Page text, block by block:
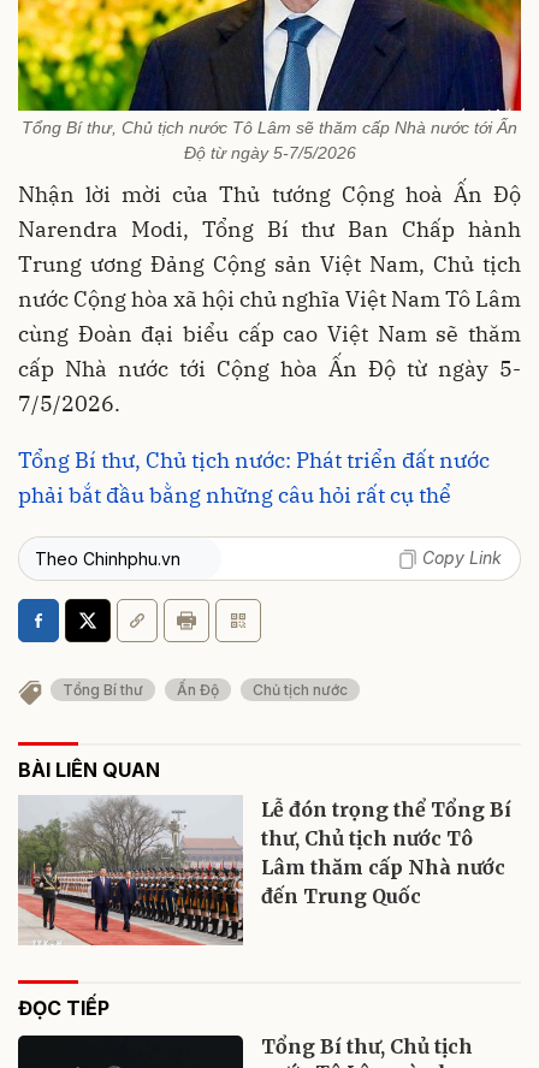
Tổng Bí thư, Chủ tịch nước Tô Lâm sẽ thăm cấp Nhà nước tới Ấn
Độ từ ngày 5-7/5/2026
Nhận lời mời của Thủ tướng Cộng hoà Ấn Độ
Narendra Modi, Tổng Bí thư Ban Chấp hành
Trung ương Đảng Cộng sản Việt Nam, Chủ tịch
nước Cộng hòa xã hội chủ nghĩa Việt Nam Tô Lâm
cùng Đoàn đại biểu cấp cao Việt Nam sẽ thăm
cấp Nhà nước tới Cộng hòa Ấn Độ từ ngày 5-
7/5/2026.
Tổng Bí thư, Chủ tịch nước: Phát triển đất nước
phải bắt đầu bằng những câu hỏi rất cụ thể
Theo Chinhphu.vn Copy Link
Tổng Bí thư Ấn Độ Chủ tịch nước
BÀI LIÊN QUAN
Lễ đón trọng thể Tổng Bí
thư, Chủ tịch nước Tô
Lâm thăm cấp Nhà nước
đến Trung Quốc
ĐỌC TIẾP
Tổng Bí thư, Chủ tịch